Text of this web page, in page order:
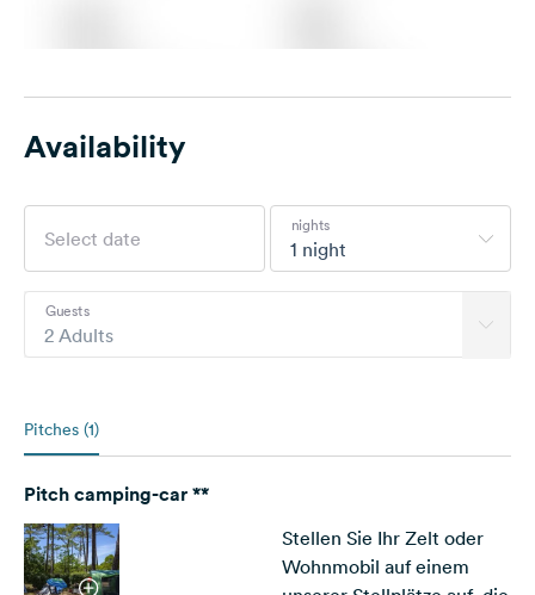
Availability
1 night
nights
2 Adults
Guests
Pitches (1)
Pitch camping-car **
Stellen Sie Ihr Zelt oder
Wohnmobil auf einem